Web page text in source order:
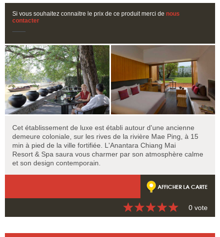
Si vous souhaitez connaitre le prix de ce produit merci de nous
contacter
Cet établissement de luxe est établi autour d'une ancienne
demeure coloniale, sur les rives de la rivière Mae Ping, à 15
min à pied de la ville fortifiée. L'Anantara Chiang Mai
Resort & Spa saura vous charmer par son atmosphère calme
et son design contemporain.
AFFICHER LA CARTE
0 vote